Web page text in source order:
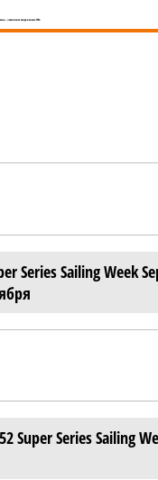
– чемпионат мира в классе TP52.
Series Sailing Week
Super Series Sailing